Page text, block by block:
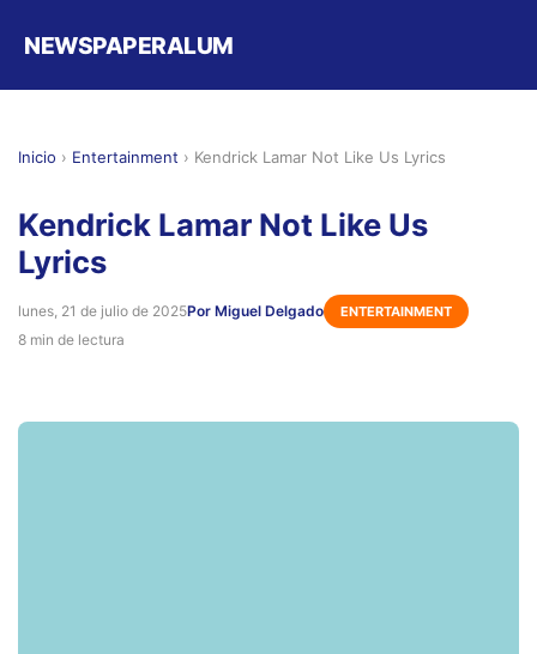
NEWSPAPERALUM
Inicio › Entertainment › Kendrick Lamar Not Like Us Lyrics
Kendrick Lamar Not Like Us
Lyrics
lunes, 21 de julio de 2025Por Miguel Delgado ENTERTAINMENT
8 min de lectura